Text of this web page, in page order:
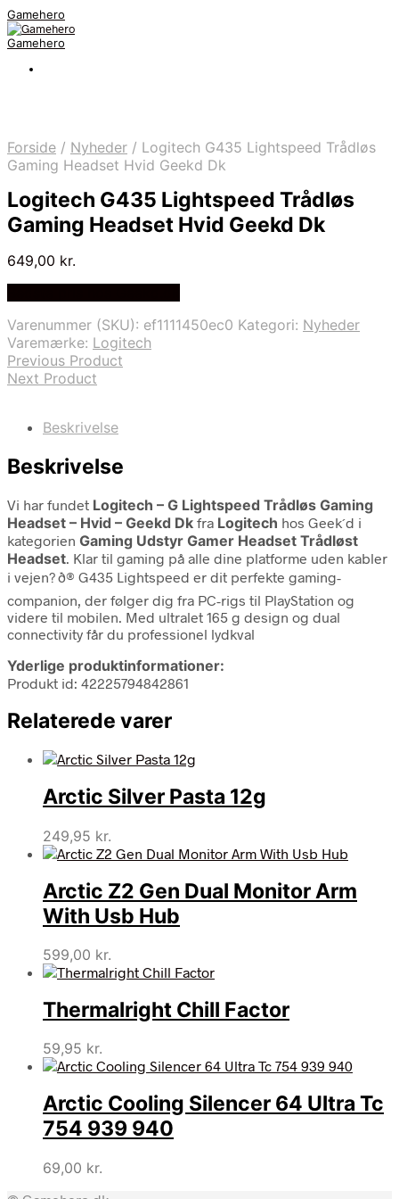
Gamehero
Gamehero
Forside / Nyheder / Logitech G435 Lightspeed Trådløs
Gaming Headset Hvid Geekd Dk
Logitech G435 Lightspeed Trådløs
Gaming Headset Hvid Geekd Dk
649,00 kr.
Varenummer (SKU): ef1111450ec0 Kategori: Nyheder
Varemærke: Logitech
Previous Product
Next Product
Beskrivelse
Beskrivelse
Vi har fundet Logitech – G Lightspeed Trådløs Gaming
Headset – Hvid – Geekd Dk fra Logitech hos Geek´d i
kategorien Gaming Udstyr Gamer Headset Trådløst
Headset. Klar til gaming på alle dine platforme uden kabler
i vejen? ð® G435 Lightspeed er dit perfekte gaming-
companion, der følger dig fra PC-rigs til PlayStation og
videre til mobilen. Med ultralet 165 g design og dual
connectivity får du professionel lydkval
Yderlige produktinformationer:
Produkt id: 42225794842861
Relaterede varer
Arctic Silver Pasta 12g
249,95 kr.
Arctic Z2 Gen Dual Monitor Arm
With Usb Hub
599,00 kr.
Thermalright Chill Factor
59,95 kr.
Arctic Cooling Silencer 64 Ultra Tc
754 939 940
69,00 kr.